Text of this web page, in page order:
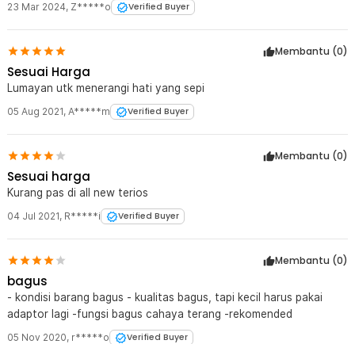
23 Mar 2024, Z*****o Verified Buyer
Membantu (0)
Sesuai Harga
Lumayan utk menerangi hati yang sepi
05 Aug 2021, A*****m Verified Buyer
Membantu (0)
Sesuai harga
Kurang pas di all new terios
04 Jul 2021, R*****i Verified Buyer
Membantu (0)
bagus
- kondisi barang bagus - kualitas bagus, tapi kecil harus pakai
adaptor lagi -fungsi bagus cahaya terang -rekomended
05 Nov 2020, r*****o Verified Buyer